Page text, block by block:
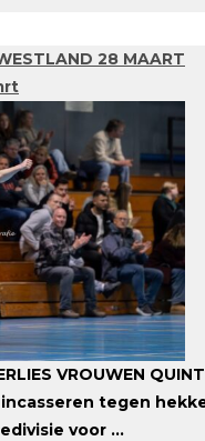
28 MAART
VROUWEN
tegen
voor ...